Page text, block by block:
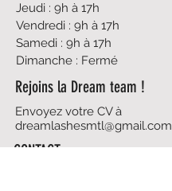
Jeudi : 9h à 17h
Vendredi : 9h à 17h
Samedi : 9h à 17h
Dimanche : Fermé
Rejoins la Dream team !
Envoyez votre CV à
dreamlashesmtl@gmail.com
CONTACT